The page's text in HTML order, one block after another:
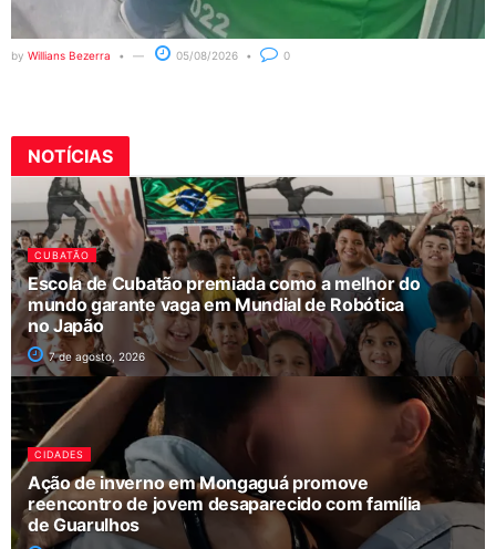
by Willians Bezerra 05/08/2026 0
NOTÍCIAS
CUBATÃO
Escola de Cubatão premiada como a melhor do
mundo garante vaga em Mundial de Robótica
no Japão
7 de agosto, 2026
CIDADES
Ação de inverno em Mongaguá promove
reencontro de jovem desaparecido com família
de Guarulhos